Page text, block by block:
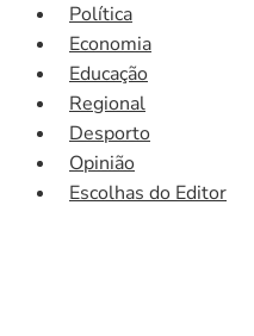
Política
Economia
Educação
Regional
Desporto
Opinião
Escolhas do Editor